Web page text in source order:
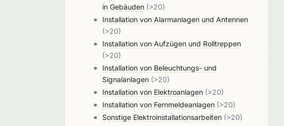
in Gebäuden(>20)
Installation von Alarmanlagen und Antennen
(>20)
Installation von Aufzügen und Rolltreppen
(>20)
Installation von Beleuchtungs- und
Signalanlagen(>20)
Installation von Elektroanlagen(>20)
Installation von Fernmeldeanlagen(>20)
Sonstige Elektroinstallationsarbeiten(>20)